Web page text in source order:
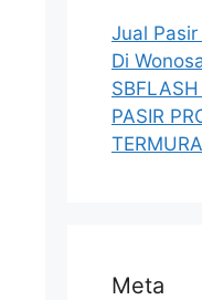
Jual
Di
PASIR
Meta